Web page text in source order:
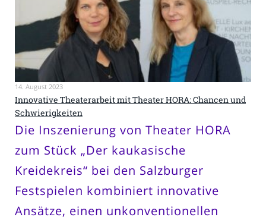
14. August 2023
Innovative Theaterarbeit mit Theater HORA: Chancen und
Schwierigkeiten
Die Inszenierung von Theater HORA
zum Stück „Der kaukasische
Kreidekreis“ bei den Salzburger
Festspielen kombiniert innovative
Ansätze, einen unkonventionellen